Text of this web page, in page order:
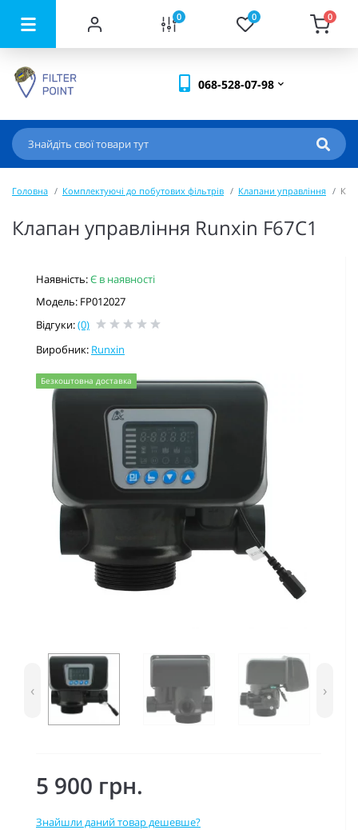
0 0 0
068-528-07-98
Головна Комплектуючі до побутових фільтрів Клапани управління
Клапан управління Runxin F67C1
Наявність:Є в наявності
Модель: FP012027
Відгуки:(0)
Виробник: Runxin
Безкоштовна доставка
‹ ›
5 900 грн.
Знайшли даний товар дешевше?